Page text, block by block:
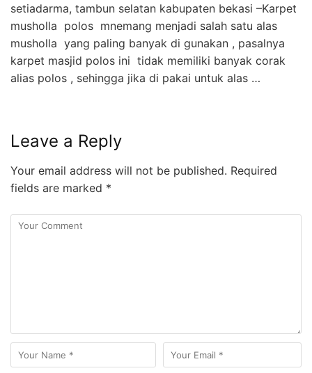
setiadarma, tambun selatan kabupaten bekasi –Karpet
musholla polos mnemang menjadi salah satu alas
musholla yang paling banyak di gunakan , pasalnya
karpet masjid polos ini tidak memiliki banyak corak
alias polos , sehingga jika di pakai untuk alas …
Leave a Reply
Your email address will not be published. Required
fields are marked *